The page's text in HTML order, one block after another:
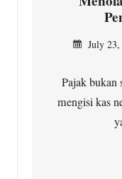
July
Pajak bukan
mengisi kas